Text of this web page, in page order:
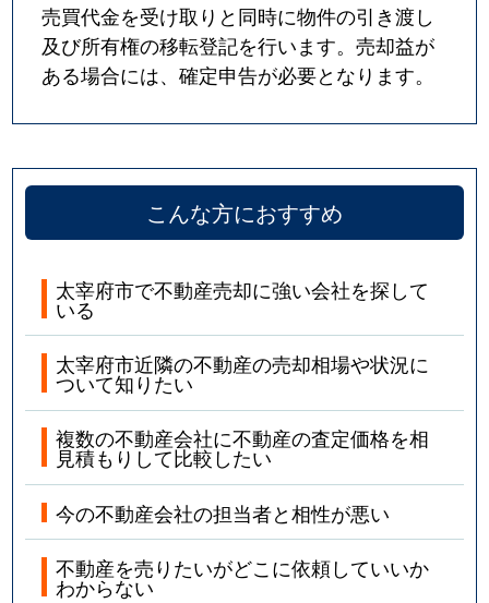
売買代金を受け取りと同時に物件の引き渡し
及び所有権の移転登記を行います。売却益が
ある場合には、確定申告が必要となります。
こんな方におすすめ
太宰府市で不動産売却に強い会社を探して
いる
太宰府市近隣の不動産の売却相場や状況に
ついて知りたい
複数の不動産会社に不動産の査定価格を相
見積もりして比較したい
今の不動産会社の担当者と相性が悪い
不動産を売りたいがどこに依頼していいか
わからない